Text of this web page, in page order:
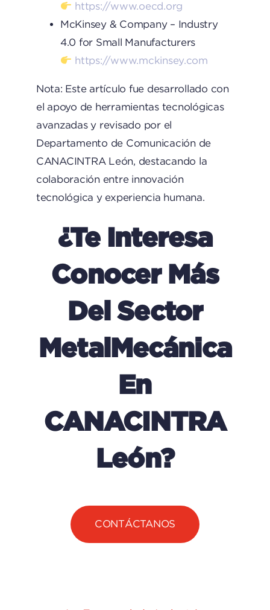
https://www.oecd.org
McKinsey & Company – Industry
4.0 for Small Manufacturers
https://www.mckinsey.com
Nota: Este artículo fue desarrollado con
el apoyo de herramientas tecnológicas
avanzadas y revisado por el
Departamento de Comunicación de
CANACINTRA León, destacando la
colaboración entre innovación
tecnológica y experiencia humana.
¿Te Interesa
Conocer Más
Del Sector
MetalMecánica
En
CANACINTRA
León?
CONTÁCTANOS